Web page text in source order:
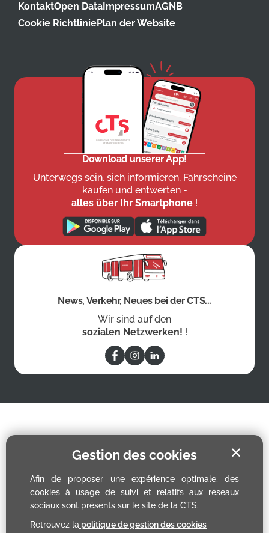
Gestion des cookies
Afin de proposer une expérience optimale, des
cookies à usage de suivi et relatifs aux réseaux
sociaux sont présents sur le site de la CTS.
Retrouvez la politique de gestion des cookies
✕
KontaktOpen DataImpressumAGNB
Cookie RichtliniePlan der Website
Download unserer App!
Unterwegs sein, sich informieren, Fahrscheine
kaufen und entwerten -
alles über Ihr Smartphone !
News, Verkehr, Neues bei der CTS...
Wir sind auf den
sozialen Netzwerken! !